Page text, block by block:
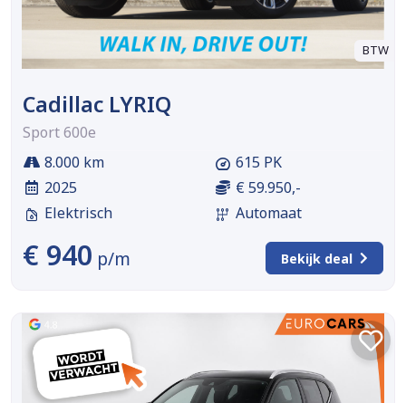
BTW
Cadillac LYRIQ
Sport 600e
8.000 km
2025
Elektrisch
615 PK
€ 59.950,-
Automaat
€ 940 p/m Bekijk deal